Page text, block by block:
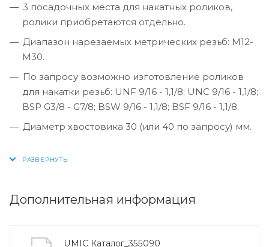
3 посадочных места для накатных роликов,
ролики приобретаются отдельно.
Диапазон нарезаемых метрических резьб: M12-
M30.
По запросу возможно изготовление роликов
для накатки резьб: UNF 9/16 - 1,1/8; UNC 9/16 - 1,1/8;
BSP G3/8 - G7/8; BSW 9/16 - 1,1/8; BSF 9/16 - 1,1/8.
Диаметр хвостовика 30 (или 40 по запросу) мм.
Дополнительная информация
UMIC Каталог_355090